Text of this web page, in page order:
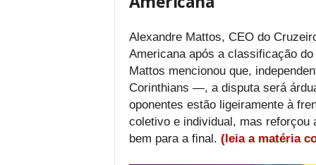
Alexandre Mattos, CEO do
Americana após a classificação
Mattos mencionou que,
Corinthians —, a disputa será
oponentes estão ligeiramente à
coletivo e individual, mas reforçou
bem para a final. (leia a matéria